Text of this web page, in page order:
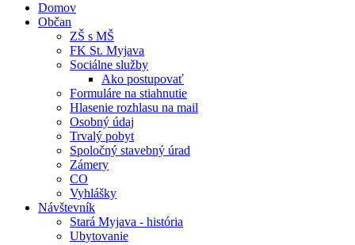
Domov
Občan
ZŠ s MŠ
FK St. Myjava
Sociálne služby
Ako postupovať
Formuláre na stiahnutie
Hlasenie rozhlasu na mail
Osobný údaj
Trvalý pobyt
Spoločný stavebný úrad
Zámery
CO
Vyhlášky
Návštevník
Stará Myjava - história
Ubytovanie